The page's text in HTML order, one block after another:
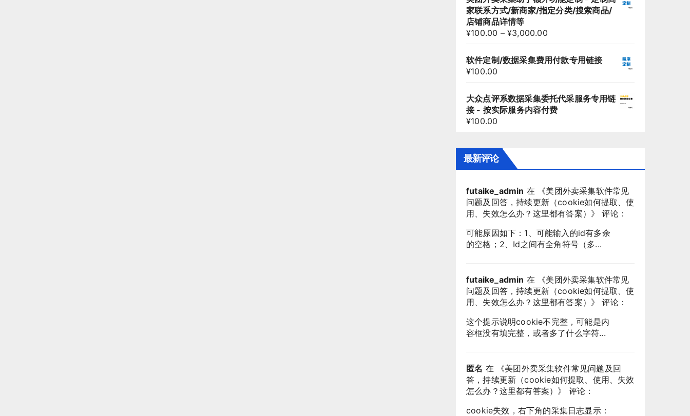
家联系方式/新商家/指定分类/搜索商品/
店铺商品详情等
¥100.00 –¥3,000.00
软件定制/数据采集费用付款专用链接
¥100.00
大众点评系数据采集委托代采服务专用链
接 - 按实际服务内容付费
¥100.00
最新评论
futaike_admin 在 《美团外卖采集软件常见
问题及回答，持续更新（cookie如何提取、使
用、失效怎么办？这里都有答案） 》 评论：
可能原因如下：1、可能输入的id有多余
的空格；2、Id之间有全角符号（多...
futaike_admin 在 《美团外卖采集软件常见
问题及回答，持续更新（cookie如何提取、使
用、失效怎么办？这里都有答案） 》 评论：
这个提示说明cookie不完整，可能是内
容框没有填完整，或者多了什么字符...
匿名 在 《美团外卖采集软件常见问题及回
答，持续更新（cookie如何提取、使用、失效
怎么办？这里都有答案） 》 评论：
cookie失效，右下角的采集日志显示：